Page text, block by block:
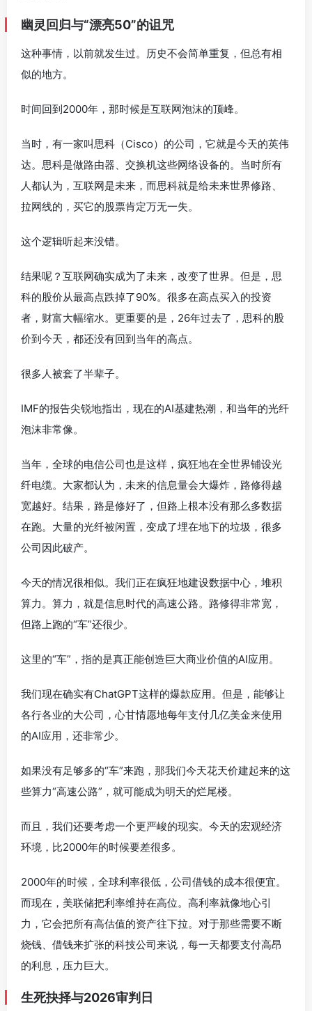
幽灵回归与“漂亮50”的诅咒
这种事情，以前就发生过。历史不会简单重复，但总有相
似的地方。
时间回到2000年，那时候是互联网泡沫的顶峰。
当时，有一家叫思科（Cisco）的公司，它就是今天的英伟
达。思科是做路由器、交换机这些网络设备的。当时所有
人都认为，互联网是未来，而思科就是给未来世界修路、
拉网线的，买它的股票肯定万无一失。
这个逻辑听起来没错。
结果呢？互联网确实成为了未来，改变了世界。但是，思
科的股价从最高点跌掉了90%。很多在高点买入的投资
者，财富大幅缩水。更重要的是，26年过去了，思科的股
价到今天，都还没有回到当年的高点。
很多人被套了半辈子。
IMF的报告尖锐地指出，现在的AI基建热潮，和当年的光纤
泡沫非常像。
当年，全球的电信公司也是这样，疯狂地在全世界铺设光
纤电缆。大家都认为，未来的信息量会大爆炸，路修得越
宽越好。结果，路是修好了，但路上根本没有那么多数据
在跑。大量的光纤被闲置，变成了埋在地下的垃圾，很多
公司因此破产。
今天的情况很相似。我们正在疯狂地建设数据中心，堆积
算力。算力，就是信息时代的高速公路。路修得非常宽，
但路上跑的“车”还很少。
这里的“车”，指的是真正能创造巨大商业价值的AI应用。
我们现在确实有ChatGPT这样的爆款应用。但是，能够让
各行各业的大公司，心甘情愿地每年支付几亿美金来使用
的AI应用，还非常少。
如果没有足够多的“车”来跑，那我们今天花天价建起来的这
些算力“高速公路”，就可能成为明天的烂尾楼。
而且，我们还要考虑一个更严峻的现实。今天的宏观经济
环境，比2000年的时候要差很多。
2000年的时候，全球利率很低，公司借钱的成本很便宜。
而现在，美联储把利率维持在高位。高利率就像地心引
力，它会把所有高估值的资产往下拉。对于那些需要不断
烧钱、借钱来扩张的科技公司来说，每一天都要支付高昂
的利息，压力巨大。
生死抉择与2026审判日